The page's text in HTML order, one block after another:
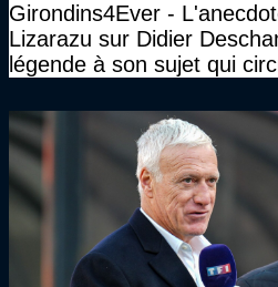
Girondins4Ever -
Lizarazu sur Didier
légende à son sujet qui